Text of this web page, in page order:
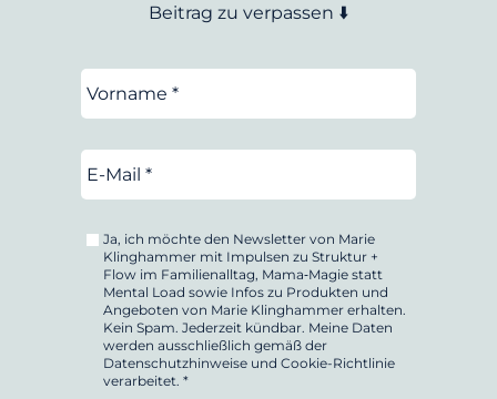
Beitrag zu verpassen ⬇️
Vorname
*
E-
Mail
*
Ja, ich möchte den Newsletter von Marie
Klinghammer mit Impulsen zu Struktur +
Flow im Familienalltag, Mama‑Magie statt
Mental Load sowie Infos zu Produkten und
Angeboten von Marie Klinghammer erhalten.
Kein Spam. Jederzeit kündbar. Meine Daten
werden ausschließlich gemäß der
Datenschutzhinweise undCookie-Richtlinie
verarbeitet. *